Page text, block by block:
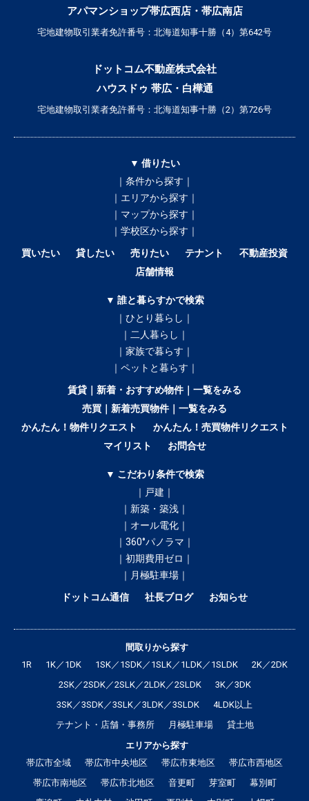
アパマンショップ帯広西店・帯広南店
宅地建物取引業者免許番号：北海道知事十勝（4）第642号
ドットコム不動産株式会社
ハウスドゥ 帯広・白樺通
宅地建物取引業者免許番号：北海道知事十勝（2）第726号
▼ 借りたい
｜条件から探す｜
｜エリアから探す｜
｜マップから探す｜
｜学校区から探す｜
買いたい
貸したい 売りたい テナント
不動産投資
店舗情報
▼ 誰と暮らすかで検索
｜ひとり暮らし｜
｜二人暮らし｜
｜家族で暮らす｜
｜ペットと暮らす｜
賃貸｜新着・おすすめ物件｜一覧をみる
売買｜新着売買物件｜一覧をみる
かんたん！物件リクエスト
かんたん！売買物件リクエスト
マイリスト
お問合せ
▼ こだわり条件で検索
｜戸建｜
｜新築・築浅｜
｜オール電化｜
｜360°パノラマ｜
｜初期費用ゼロ｜
｜月極駐車場｜
ドットコム通信
社長ブログ お知らせ
間取りから探す
1R
1K／1DK 1SK／1SDK／1SLK／1LDK／1SLDK
2K／2DK
2SK／2SDK／2SLK／2LDK／2SLDK
3K／3DK
3SK／3SDK／3SLK／3LDK／3SLDK
4LDK以上
テナント・店舗・事務所
月極駐車場
貸土地
エリアから探す
帯広市全域
帯広市中央地区 帯広市東地区
帯広市西地区
帯広市南地区
帯広市北地区 音更町 芽室町
幕別町